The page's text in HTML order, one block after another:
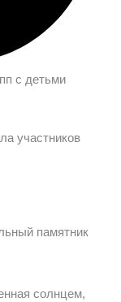
с детьми
участников
памятник
солнцем,